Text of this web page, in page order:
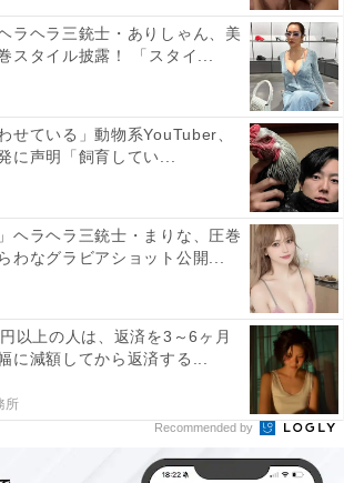
ラヘラ三銃士・ありしゃん、美
スタイル披露！ 「スタイ...
せている」動物系YouTuber、
に声明「飼育してい...
ヘラヘラ三銃士・まりな、圧巻
わなグラビアショット公開...
以上の人は、返済を3～6ヶ月
に減額してから返済する...
所
Recommended by